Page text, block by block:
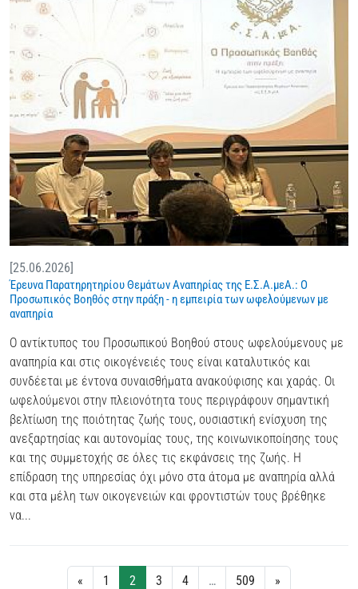
[25.06.2026]
Έρευνα Παρατηρητηρίου Θεμάτων Αναπηρίας της Ε.Σ.Α.μεΑ.: Ο
Προσωπικός Βοηθός στην πράξη - η εμπειρία των ωφελούμενων με
αναπηρία
Ο αντίκτυπος του Προσωπικού Βοηθού στους ωφελούμενους με
αναπηρία και στις οικογένειές τους είναι καταλυτικός και
συνδέεται με έντονα συναισθήματα ανακούφισης και χαράς. Οι
ωφελούμενοι στην πλειονότητα τους περιγράφουν σημαντική
βελτίωση της ποιότητας ζωής τους, ουσιαστική ενίσχυση της
ανεξαρτησίας και αυτονομίας τους, της κοινωνικοποίησης τους
και της συμμετοχής σε όλες τις εκφάνσεις της ζωής. Η
επίδραση της υπηρεσίας όχι μόνο στα άτομα με αναπηρία αλλά
και στα μέλη των οικογενειών και φροντιστών τους βρέθηκε
να...
« 1 2 3 4 … 509 »